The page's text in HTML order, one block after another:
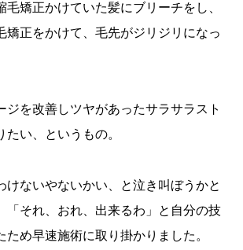
毛矯正かけていた髪にブリーチをし、
矯正をかけて、毛先がジリジリになっ
ジを改善しツヤがあったサラサラスト
たい、というもの。
けないやないかい、と泣き叫ぼうかと
「それ、おれ、出来るわ」と自分の技
ため早速施術に取り掛かりました。